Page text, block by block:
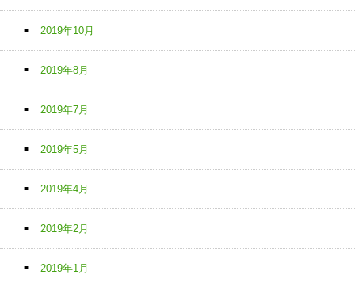
2019年10月
2019年8月
2019年7月
2019年5月
2019年4月
2019年2月
2019年1月